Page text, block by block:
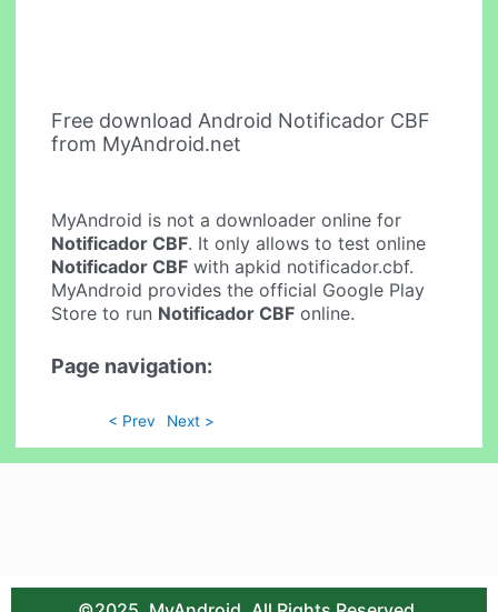
Free download Android Notificador CBF
from MyAndroid.net
MyAndroid is not a downloader online for
Notificador CBF. It only allows to test online
Notificador CBF with apkid notificador.cbf.
MyAndroid provides the official Google Play
Store to run Notificador CBF online.
Page navigation:
< Prev Next >